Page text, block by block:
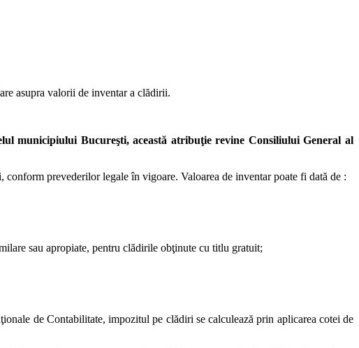
asupra valorii de inventar a clădirii.
municipiului Bucureşti, această atribuţie revine Consiliului General al
prevederilor legale în vigoare. Valoarea de inventar poate fi dată de :
sau apropiate, pentru clădirile obţinute cu titlu gratuit;
de Contabilitate, impozitul pe clădiri se calculează prin aplicarea cotei de